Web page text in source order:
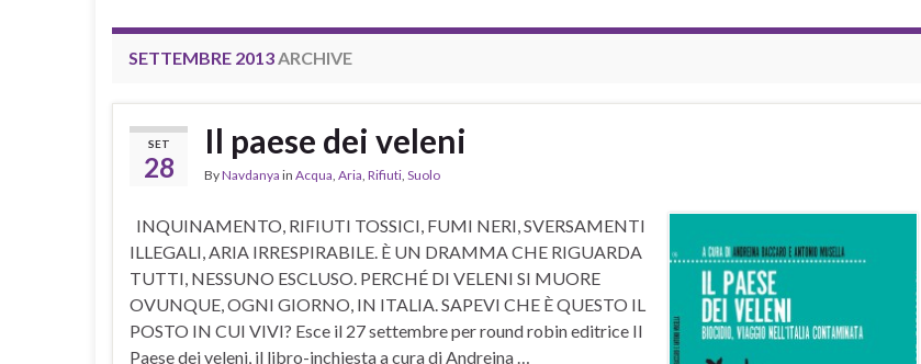
SETTEMBRE 2013ARCHIVE
SET
28
Il paese dei veleni
ByNavdanya in Acqua, Aria, Rifiuti, Suolo
INQUINAMENTO, RIFIUTI TOSSICI, FUMI NERI, SVERSAMENTI
ILLEGALI, ARIA IRRESPIRABILE. È UN DRAMMA CHE RIGUARDA
TUTTI, NESSUNO ESCLUSO. PERCHÉ DI VELENI SI MUORE
OVUNQUE, OGNI GIORNO, IN ITALIA. SAPEVI CHE È QUESTO IL
POSTO IN CUI VIVI? Esce il 27 settembre per round robin editrice Il
Paese dei veleni, il libro-inchiesta a cura di Andreina …